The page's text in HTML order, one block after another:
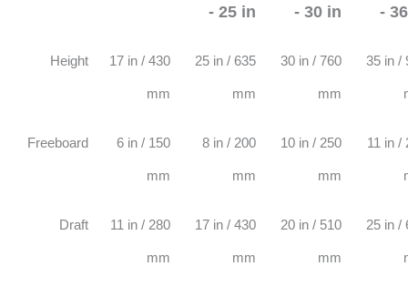
- 25 in
- 30 in
-
Height 17 in / 430
mm
25 in / 635
mm
30 in / 760
mm
35 in /
Freeboard 6 in / 150
mm
8 in / 200
mm
10 in / 250
mm
11 in /
Draft 11 in / 280
mm
17 in / 430
mm
20 in / 510
mm
25 in /